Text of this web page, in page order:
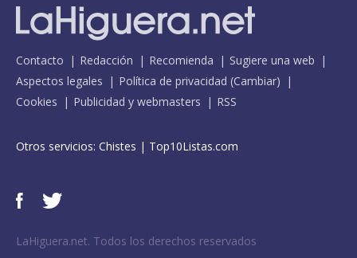
Contacto Redacción Recomienda
Sugiere una web
Aspectos legales
Política de privacidad (Cambiar)
Cookies
Publicidad y webmasters RSS
Otros servicios: Chistes | Top10Listas.com
LaHiguera.net. Todos los derechos reservados